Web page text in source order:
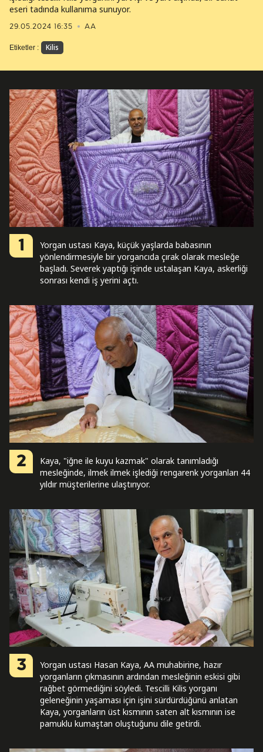
29.05.2024 16:35 AA
eseri tadında kullanıma sunuyor.
Etiketler : Kilis
1
Yorgan ustası Kaya, küçük yaşlarda babasının
yönlendirmesiyle bir yorgancıda çırak olarak mesleğe
başladı. Severek yaptığı işinde ustalaşan Kaya, askerliği
sonrası kendi iş yerini açtı.
2
Kaya, "iğne ile kuyu kazmak" olarak tanımladığı
mesleğinde, ilmek ilmek işlediği rengarenk yorganları 44
yıldır müşterilerine ulaştırıyor.
3
Yorgan ustası Hasan Kaya, AA muhabirine, hazır
yorganların çıkmasının ardından mesleğinin eskisi gibi
rağbet görmediğini söyledi. Tescilli Kilis yorganı
geleneğinin yaşaması için işini sürdürdüğünü anlatan
Kaya, yorganların üst kısmının saten alt kısmının ise
pamuklu kumaştan oluştuğunu dile getirdi.